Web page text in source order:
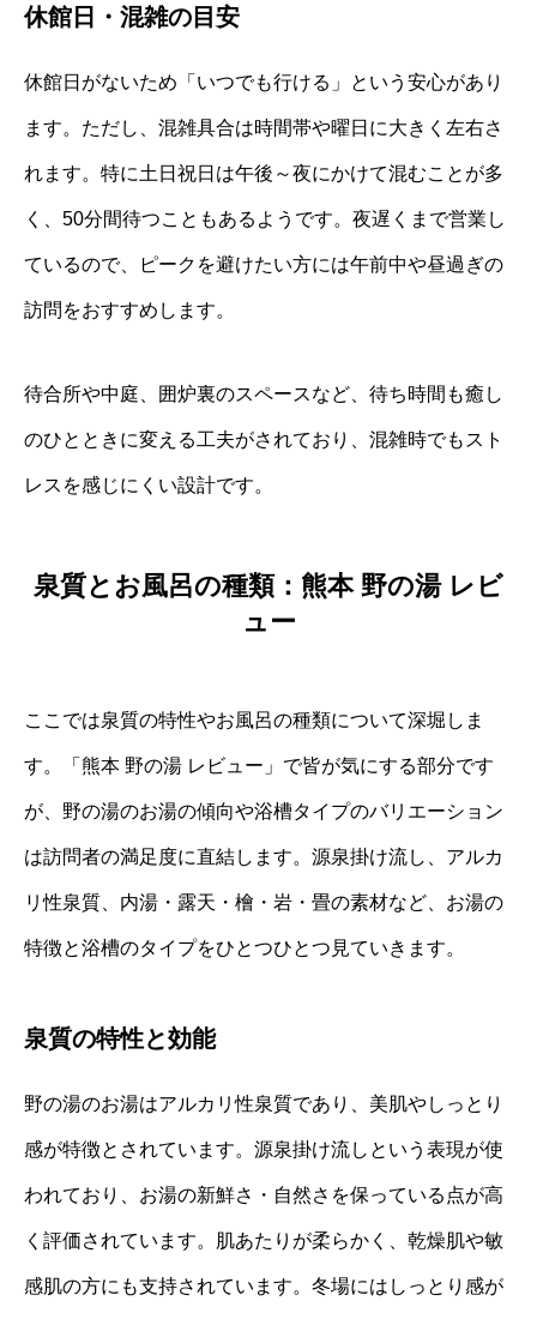
休館日・混雑の目安
休館日がないため「いつでも行ける」という安心があり
ます。ただし、混雑具合は時間帯や曜日に大きく左右さ
れます。特に土日祝日は午後～夜にかけて混むことが多
く、50分間待つこともあるようです。夜遅くまで営業し
ているので、ピークを避けたい方には午前中や昼過ぎの
訪問をおすすめします。
待合所や中庭、囲炉裏のスペースなど、待ち時間も癒し
のひとときに変える工夫がされており、混雑時でもスト
レスを感じにくい設計です。
泉質とお風呂の種類：熊本 野の湯 レビ
ュー
ここでは泉質の特性やお風呂の種類について深堀しま
す。「熊本 野の湯 レビュー」で皆が気にする部分です
が、野の湯のお湯の傾向や浴槽タイプのバリエーション
は訪問者の満足度に直結します。源泉掛け流し、アルカ
リ性泉質、内湯・露天・檜・岩・畳の素材など、お湯の
特徴と浴槽のタイプをひとつひとつ見ていきます。
泉質の特性と効能
野の湯のお湯はアルカリ性泉質であり、美肌やしっとり
感が特徴とされています。源泉掛け流しという表現が使
われており、お湯の新鮮さ・自然さを保っている点が高
く評価されています。肌あたりが柔らかく、乾燥肌や敏
感肌の方にも支持されています。冬場にはしっとり感が